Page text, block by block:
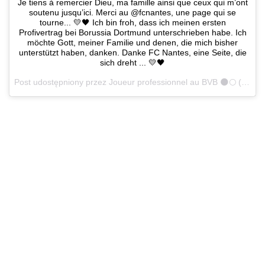
Je tiens à remercier Dieu, ma famille ainsi que ceux qui m’ont
soutenu jusqu’ici. Merci au @fcnantes, une page qui se
tourne... 💛🖤 Ich bin froh, dass ich meinen ersten
Profivertrag bei Borussia Dortmund unterschrieben habe. Ich
möchte Gott, meiner Familie und denen, die mich bisher
unterstützt haben, danken. Danke FC Nantes, eine Seite, die
sich dreht ... 💛🖤
Post udostępniony przez Joueur professionnel au BVB 🌑🌕 (@kamal_bafounta)